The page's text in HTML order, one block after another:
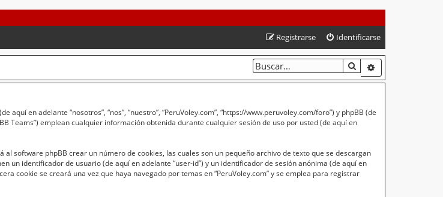
Identificarse
Registrarse
BUSCAR
en adelante “nosotros”, “nos”, “nuestro”, “PeruVoley.com”, “https://www.peruvoley.com/foro”) y phpBB (de
Teams”) emplean cualquier información obtenida durante cualquier sesión de uso por usted (de aquí en
software phpBB crear un número de cookies, las cuales son un pequeño archivo de texto que se descargan
un identificador de usuario (de aquí en adelante “user-id”) y un identificador de sesión anónima (de aquí en
cookie se creará una vez que haya navegado por temas en “PeruVoley.com” y se emplea para registrar